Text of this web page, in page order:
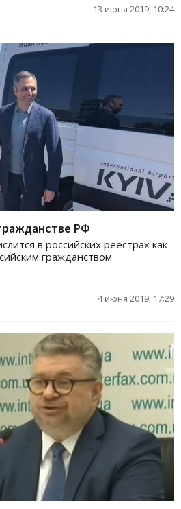
13 июня 2019, 10:24
РФ
в российских реестрах как
гражданством
4 июня 2019, 17:29